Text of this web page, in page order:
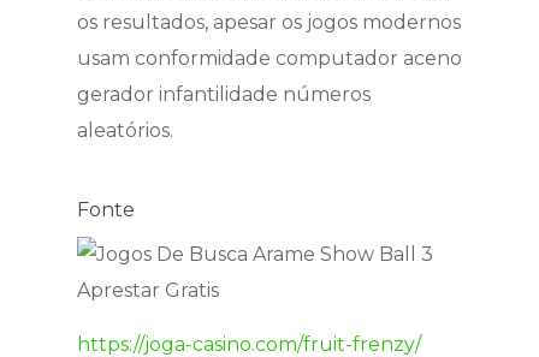
os resultados, apesar os jogos modernos
usam conformidade computador aceno
gerador infantilidade números
aleatórios.
Fonte
https://joga-casino.com/fruit-frenzy/